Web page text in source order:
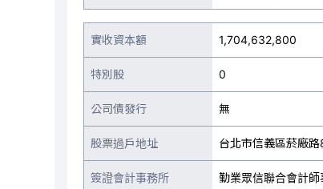
實收資本額 1,704,632,800
特別股 0
公司債發行 無
股票過戶地址 台北市信義區菸廠
簽證會計事務所 勤業眾信聯合會計師